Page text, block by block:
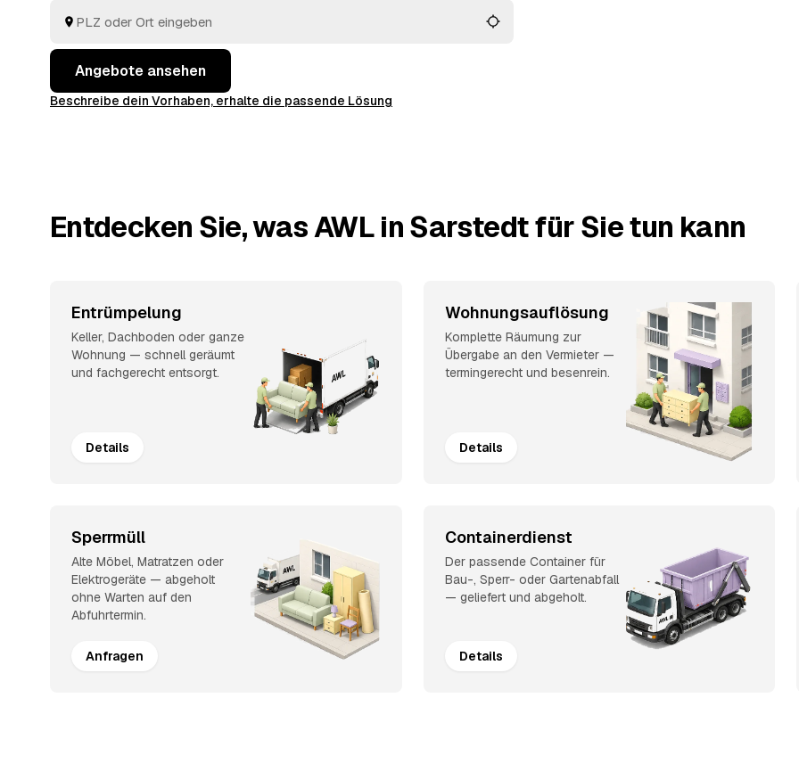
Angebote ansehen
Beschreibe dein Vorhaben, erhalte die passende Lösung
Entdecken Sie, was AWL in Sarstedt für Sie tun kann
Entrümpelung
Keller, Dachboden oder ganze
Wohnung — schnell geräumt
und fachgerecht entsorgt.
Details
Wohnungsauflösung
Komplette Räumung zur
Übergabe an den Vermieter —
termingerecht und besenrein.
Details
Sperrmüll
Alte Möbel, Matratzen oder
Elektrogeräte — abgeholt
ohne Warten auf den
Abfuhrtermin.
Anfragen
Containerdienst
Der passende Container für
Bau-, Sperr- oder Gartenabfall
— geliefert und abgeholt.
Details